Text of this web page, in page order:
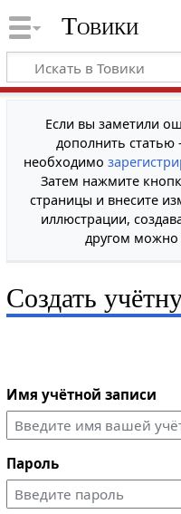
Товики
Если вы заметили
дополнить
необходимо
Затем нажмите
страницы и внесите
иллюстрации,
другом можно
Создать
Имя учётной записи
Пароль